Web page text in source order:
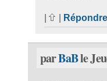
Répondre
parBaBle